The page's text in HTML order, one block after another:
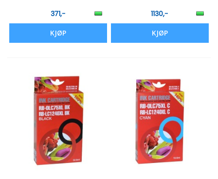
371,-
KJØP
1130,-
KJØP